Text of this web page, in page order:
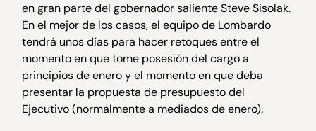
en gran parte del gobernador saliente Steve Sisolak.
En el mejor de los casos, el equipo de Lombardo
tendrá unos días para hacer retoques entre el
momento en que tome posesión del cargo a
principios de enero y el momento en que deba
presentar la propuesta de presupuesto del
Ejecutivo (normalmente a mediados de enero).